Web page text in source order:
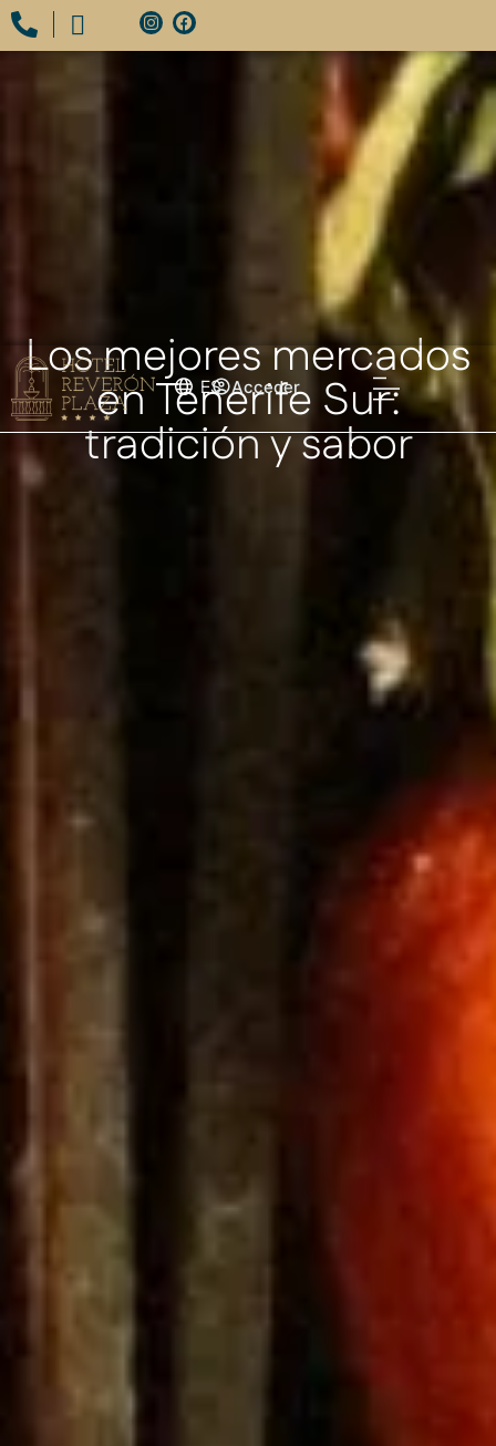
ES Acceder
Los mejores mercados
en Tenerife Sur:
tradición y sabor